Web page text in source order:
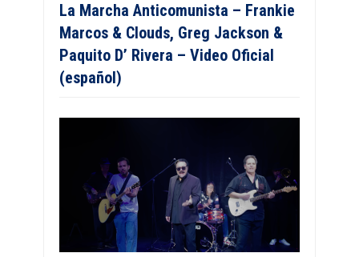
La Marcha Anticomunista – Frankie
Marcos & Clouds, Greg Jackson &
Paquito D’ Rivera – Video Oficial
(español)